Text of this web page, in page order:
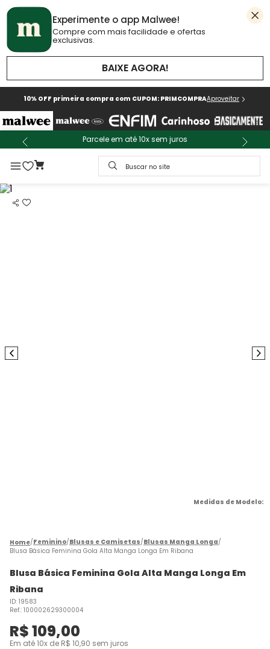
Experimente o app Malwee!
Compre com mais facilidade e ofertas
exclusivas.
BAIXE AGORA!
10% OFF primeira compra com CUPOM: PRIMCOMPRAAproveitar
Parcele em até 10x sem juros
Buscar no site
Feminino Blusas e Camisetas Blusas Manga Longa
Blusa Básica Feminina Gola Alta Manga Longa Em Ribana
Blusa Básica Feminina Gola Alta Manga Longa Em
Ribana
ID: 19583
Ref.: 100002629300004
R$109,00
Em até10x de R$ 10,90 sem juros